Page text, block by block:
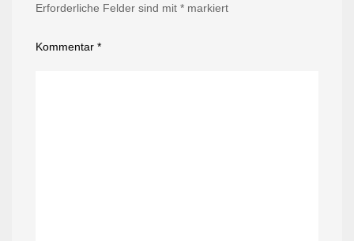
Erforderliche Felder sind mit * markiert
Kommentar *